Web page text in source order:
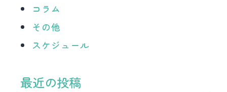
コラム
その他
スケジュール
最近の投稿